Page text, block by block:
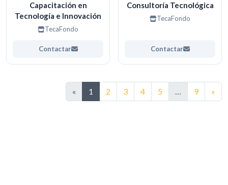
Capacitación en
Tecnología e Innovación
TecaFondo
Contactar
Consultoría Tecnológica
TecaFondo
Contactar
« 1 2 3 4 5 … 9 »